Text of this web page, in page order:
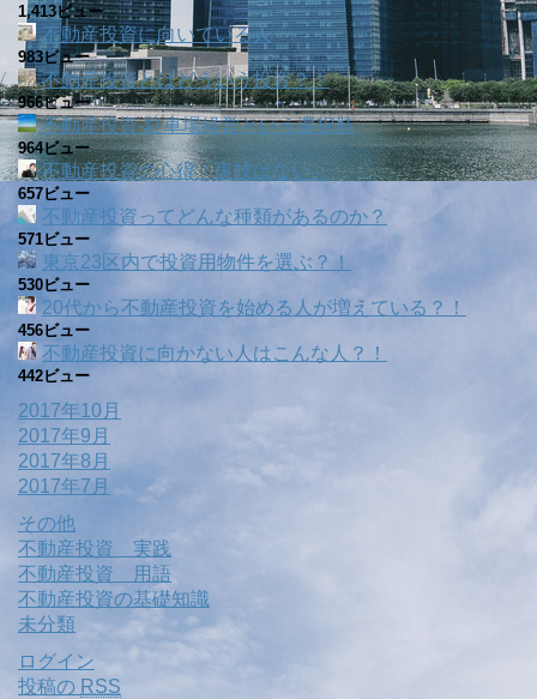
1,413ビュー
不動産投資に向いている人
983ビュー
不動産投資とはどういう投資？！
966ビュー
不動産投資‐駐車場経営という選択肢
964ビュー
不動産投資の心得「裏技はない」
657ビュー
不動産投資ってどんな種類があるのか？
571ビュー
東京23区内で投資用物件を選ぶ？！
530ビュー
20代から不動産投資を始める人が増えている？！
456ビュー
不動産投資に向かない人はこんな人？！
442ビュー
2017年10月
2017年9月
2017年8月
2017年7月
その他
不動産投資 実践
不動産投資 用語
不動産投資の基礎知識
未分類
ログイン
投稿の RSS